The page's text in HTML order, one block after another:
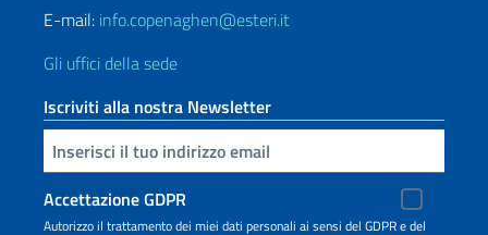
E-mail: info.copenaghen@esteri.it
Gli uffici della sede
Iscriviti alla nostra Newsletter
Inserisci la tua email
Accettazione GDPR
Autorizzo il trattamento dei miei dati personali ai sensi del GDPR e del